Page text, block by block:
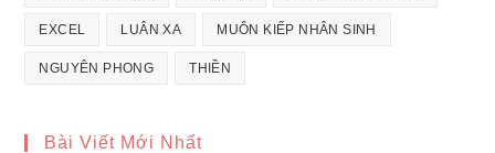
EXCEL LUÂN XA MUÔN KIẾP NHÂN SINH
NGUYÊN PHONG THIỀN
Bài Viết Mới Nhất